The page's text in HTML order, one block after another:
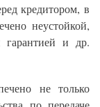
кредитором, в
неустойкой,
гарантией и др.
не только